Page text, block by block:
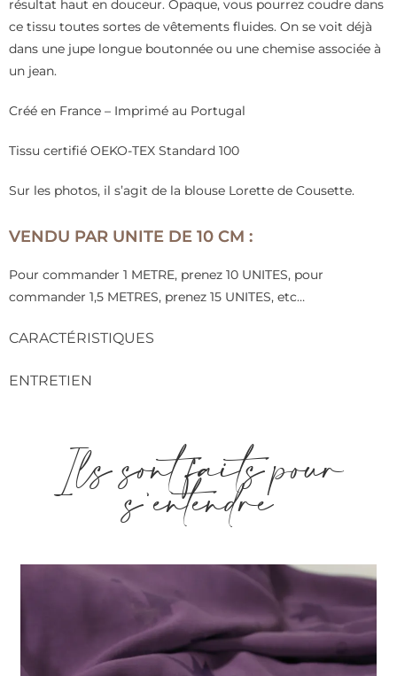
résultat haut en douceur. Opaque, vous pourrez coudre dans
ce tissu toutes sortes de vêtements fluides. On se voit déjà
dans une jupe longue boutonnée ou une chemise associée à
un jean.
Créé en France – Imprimé au Portugal
Tissu certifié OEKO-TEX Standard 100
Sur les photos, il s’agit de la blouse Lorette de Cousette.
VENDU PAR UNITE DE 10 CM :
Pour commander 1 METRE, prenez 10 UNITES, pour
commander 1,5 METRES, prenez 15 UNITES, etc…
CARACTÉRISTIQUES
ENTRETIEN
Ils sont faits pour
s'entendre